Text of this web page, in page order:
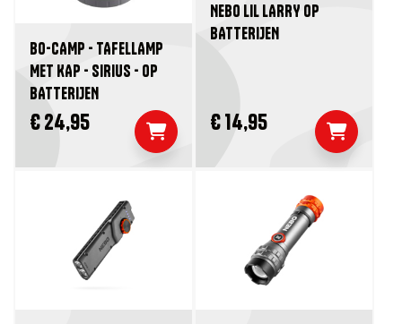
BO-CAMP - TAFELLAMP
MET KAP - SIRIUS - OP
BATTERIJEN
€ 24,95
NEBO LIL LARRY OP
BATTERIJEN
€ 14,95